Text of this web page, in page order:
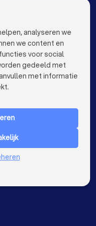
Haag
in Almere
keyboard_arrow_down
analyseren we
we content en
voor social
gedeeld met
met informatie